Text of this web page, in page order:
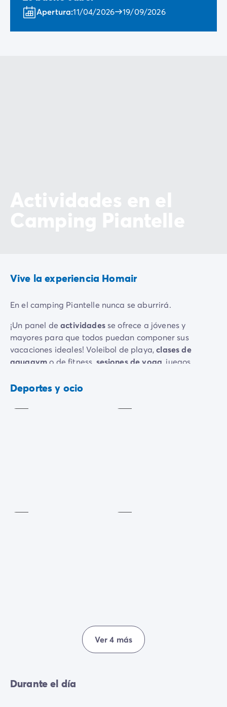
Apertura:11/04/2026 19/09/2026
Vive la experiencia Homair
En el camping Piantelle nunca se aburrirá.
¡Un panel deactividadesse ofrece a jóvenes y
mayores para que todos puedan componer sus
vacaciones ideales! Voleibol de playa,clases de
aquagymo de fitness, sesiones de yoga , juegos
¡Todo se ofrece pero nada se impone!
Los animadores del camping le acompañarán hasta
Deportes y ocio
acuática
Incluido
Ver 4 más
Durante el día